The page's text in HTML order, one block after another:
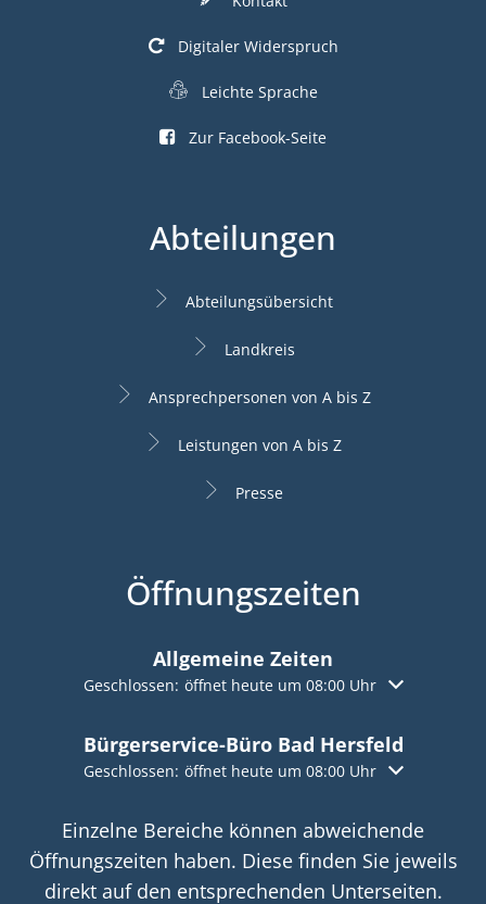
Digitaler Widerspruch
Leichte Sprache
Zur Facebook-Seite
Abteilungen
Abteilungsübersicht
Landkreis
Ansprechpersonen von A bis Z
Leistungen von A bis Z
Presse
Öffnungszeiten
Allgemeine Zeiten
Klicken, um weitere Öffnungs- oder Schließzeiten
Geschlossen: öffnet heute um 08:00 Uhr
Bürgerservice-Büro Bad Hersfeld
Klicken, um weitere Öffnungs- oder Schließzeiten
Geschlossen: öffnet heute um 08:00 Uhr
Einzelne Bereiche können abweichende
Öffnungszeiten haben. Diese finden Sie jeweils
direkt auf den entsprechenden Unterseiten.